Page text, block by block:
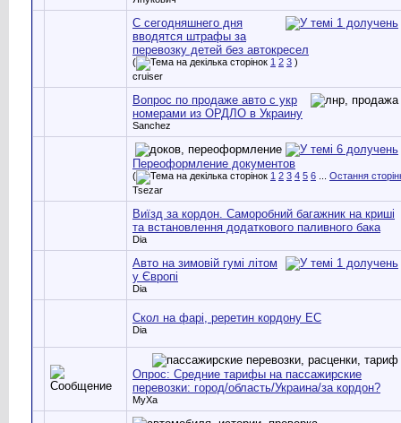
С сегодняшнего дня
вводятся штрафы за
перевозку детей без автокресел
( 1 2 3 )
cruiser
Вопрос по продаже авто с укр
номерами из ОРДЛО в Украину
Sanchez
Переоформление документов
( 1 2 3 4 5 6
Остання
Tsezar
Виїзд за кордон. Саморобний багажник на криші
та встановлення додаткового паливного бака
Dia
Авто на зимовій гумі літом
у Європі
Dia
Скол на фарі, реретин кордону ЕС
Dia
Опрос: Средние тарифы на пассажирские
перевозки: город/область/Украина/за кордон?
MyXa